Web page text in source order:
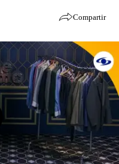
Compartir